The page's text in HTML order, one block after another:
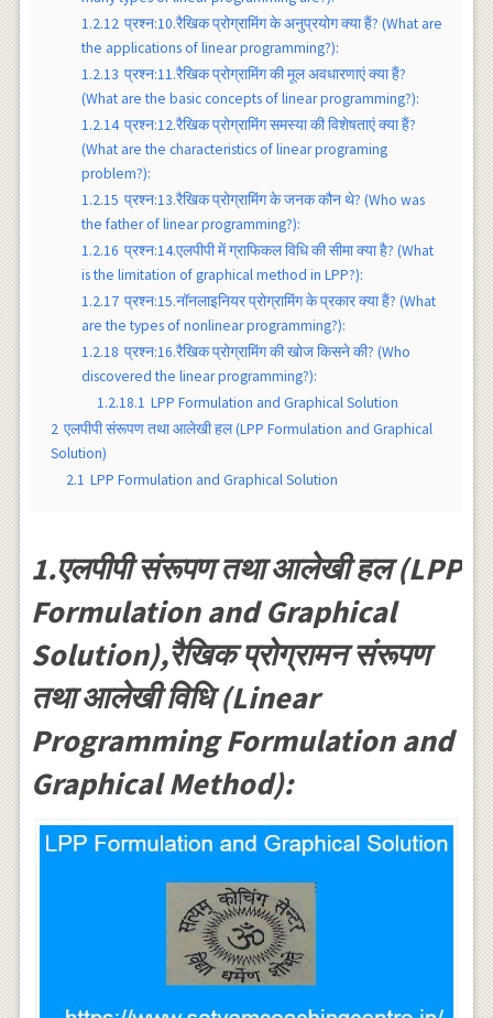
1.2.12 प्रश्न:10.रैखिक प्रोग्रामिंग के अनुप्रयोग क्या हैं? (What are
the applications of linear programming?):
1.2.13 प्रश्न:11.रैखिक प्रोग्रामिंग की मूल अवधारणाएं क्या हैं?
(What are the basic concepts of linear programming?):
1.2.14 प्रश्न:12.रैखिक प्रोग्रामिंग समस्या की विशेषताएं क्या हैं?
(What are the characteristics of linear programing
problem?):
1.2.15 प्रश्न:13.रैखिक प्रोग्रामिंग के जनक कौन थे? (Who was
the father of linear programming?):
1.2.16 प्रश्न:14.एलपीपी में ग्राफिकल विधि की सीमा क्या है? (What
is the limitation of graphical method in LPP?):
1.2.17 प्रश्न:15.नॉनलाइनियर प्रोग्रामिंग के प्रकार क्या हैं? (What
are the types of nonlinear programming?):
1.2.18 प्रश्न:16.रैखिक प्रोग्रामिंग की खोज किसने की? (Who
discovered the linear programming?):
1.2.18.1 LPP Formulation and Graphical Solution
2 एलपीपी संरूपण तथा आलेखी हल (LPP Formulation and Graphical
Solution)
2.1 LPP Formulation and Graphical Solution
1.एलपीपी संरूपण तथा आलेखी हल (LPP
Formulation and Graphical
Solution),रैखिक प्रोग्रामन संरूपण
तथा आलेखी विधि (Linear
Programming Formulation and
Graphical Method):